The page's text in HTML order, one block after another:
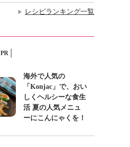
▶ レシピランキング一覧
PR
海外で人気の
「Konjac」で、おい
しくヘルシーな食生
活 夏の人気メニュ
ーにこんにゃくを！